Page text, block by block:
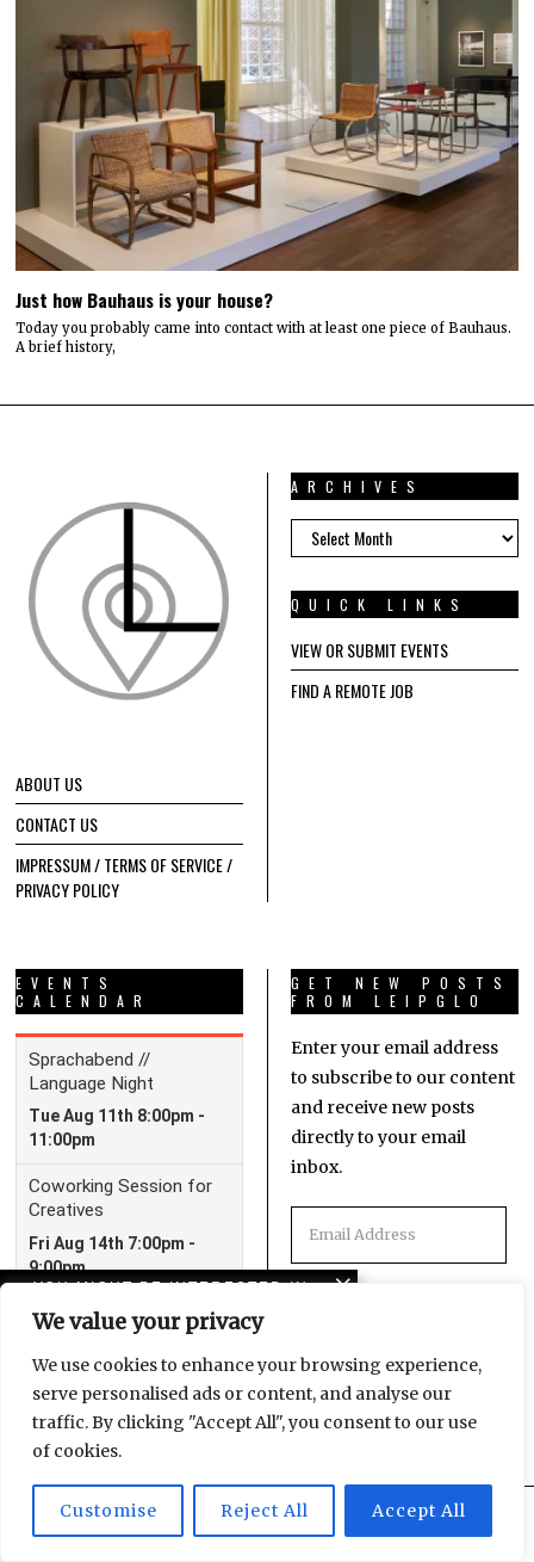
We value your privacy
We use cookies to enhance your browsing experience,
serve personalised ads or content, and analyse our
traffic. By clicking "Accept All", you consent to our use
of cookies.
Customise Reject All Accept All
Just how Bauhaus is your house?
Today you probably came into contact with at least one piece of Bauhaus.
A brief history,
YOU MIGHT BE INTERESTED IN
American horror story:
Trump and the crisis of
imagination
ABOUT US
CONTACT US
IMPRESSUM / TERMS OF SERVICE /
PRIVACY POLICY
ARCHIVES
ARCHIVES
QUICK LINKS
VIEW OR SUBMIT EVENTS
FIND A REMOTE JOB
EVENTS
CALENDAR
GET NEW POSTS
FROM LEIPGLO
Enter your email address
to subscribe to our content
and receive new posts
directly to your email
inbox.